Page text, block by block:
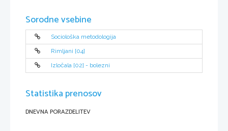
stekajo v zbiralnik, imenovan vodohran. Voda se zbira in potuje tudi
po drugih napravah vodovodnega sistema z različno namembnostjo,
uporabno.
VENTILI
Poznamo več vrst ventilov:
ventil za uravnavanje pretoka,

Sorodne vsebine
Sociološka metodologija
Rimljani [04]
Izločala [02] - bolezni
Statistika prenosov
DNEVNA PORAZDELITEV